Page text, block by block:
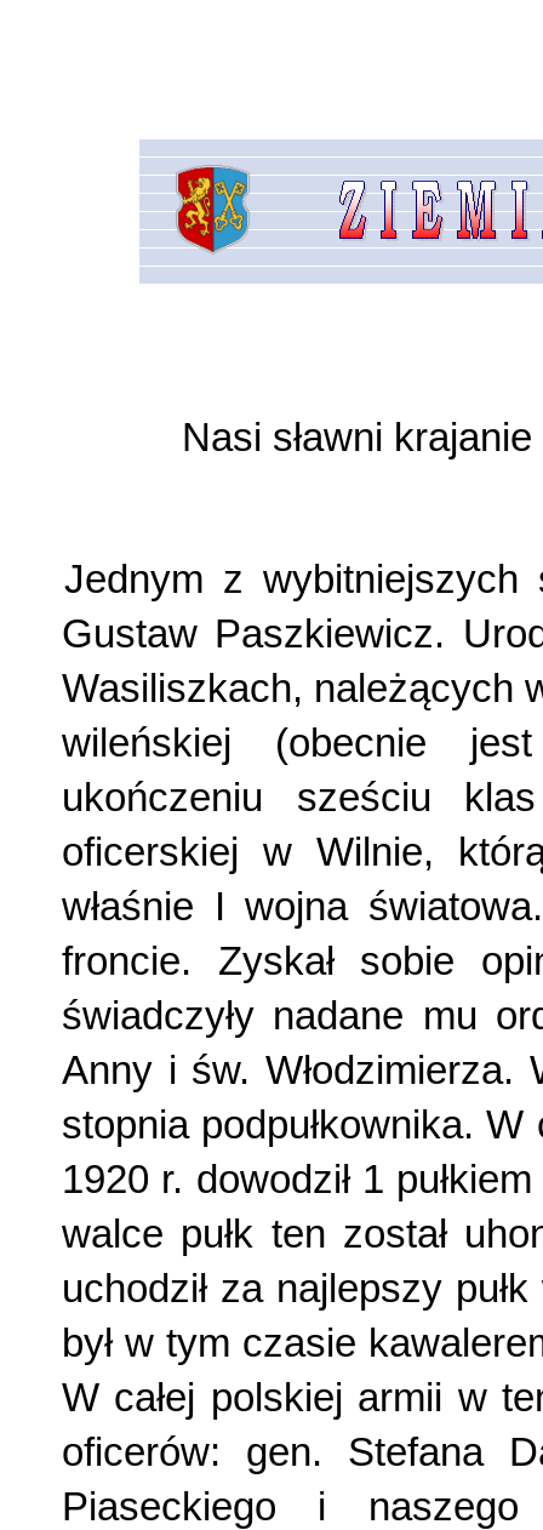
Nasi sławni
Jednym z wybitniejszych
Gustaw Paszkiewicz.
Wasiliszkach, należących
wileńskiej (obecnie
ukończeniu sześciu
oficerskiej w Wilnie,
właśnie I wojna
froncie. Zyskał sobie
świadczyły nadane mu
Anny i św.
stopnia podpułkownika.
1920 r. dowodził 1
walce pułk ten został
uchodził za najlepszy
był w tym czasie
W całej polskiej armii w
oficerów: gen. Stefana
Piaseckiego i naszego